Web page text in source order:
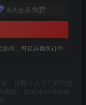
永久会员 免费
购买，可保存购买订单
。仅限个人学习研究使
删除。如若本站内容侵